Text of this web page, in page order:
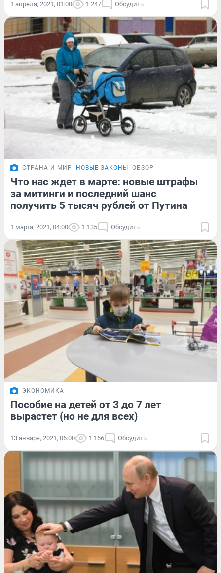
1 апреля, 2021, 01:00 1 247 Обсудить
СТРАНА И МИР НОВЫЕ ЗАКОНЫ ОБЗОР
Что нас ждет в марте: новые штрафы
за митинги и последний шанс
получить 5 тысяч рублей от Путина
1 марта, 2021, 04:00 1 135 Обсудить
ЭКОНОМИКА
Пособие на детей от 3 до 7 лет
вырастет (но не для всех)
13 января, 2021, 06:00 1 166 Обсудить